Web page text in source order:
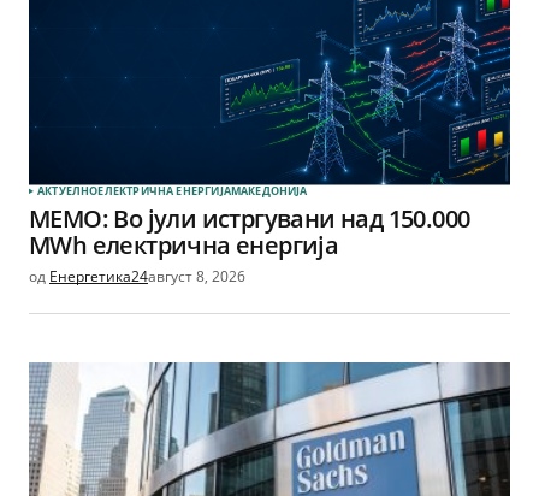
АКТУЕЛНОЕЛЕКТРИЧНА ЕНЕРГИЈАМАКЕДОНИЈА
МЕМО: Во јули истргувани над 150.000
MWh електрична енергија
од Енергетика24август 8, 2026